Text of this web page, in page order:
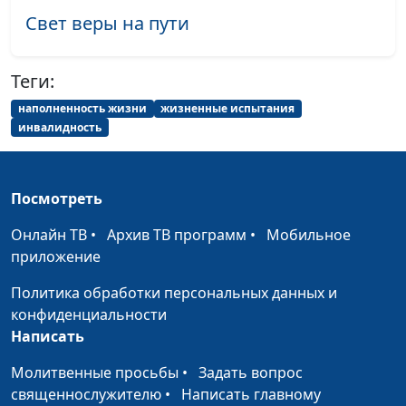
оставить бизнес
ради служения
Как я стала жить
Анна Богатская, Анна
#140
Искусство жить в
радости: как я этому
училась
Кафтанова
Как и зачем я служу
людям
Анна Ронжина, Андрей
Выход из тупика: как
я его нашла?
Анна Богатская, Айгуль
Иншакова, психолог,
Свет веры на пути
Теги:
наполненность жизни
жизненные испытания
инвалидность
Посмотреть
Онлайн ТВ • Архив ТВ программ • Мобильное
приложение
Политика обработки персональных данных и
конфиденциальности
Написать
Молитвенные просьбы • Задать вопрос
священнослужителю • Написать главному